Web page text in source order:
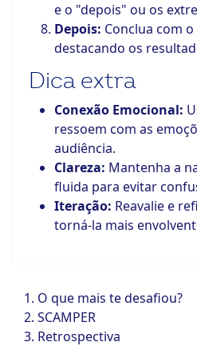
e o "depois" ou os
Depois: Conclua com
destacando os
Dica extra
Conexão Emocional:
ressoem com as
audiência.
Clareza: Mantenha a
fluida para evitar
Iteração: Reavalie e
torná-la mais
O que mais te desafiou?
SCAMPER
Retrospectiva